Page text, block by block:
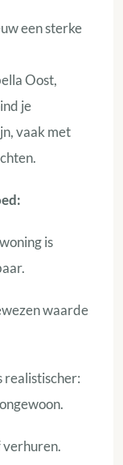
een sterke
Oost,
je
vaak met
is
waarde
realistischer:
verhuren.